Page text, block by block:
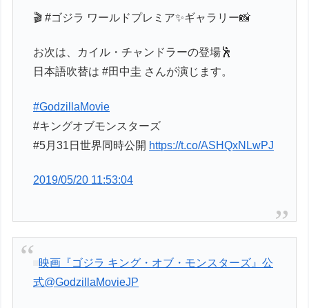
🎬 #ゴジラ ワールドプレミア✨ギャラリー📸
お次は、カイル・チャンドラーの登場🕺
日本語吹替は #田中圭 さんが演じます。
#GodzillaMovie
#キングオブモンスターズ
#5月31日世界同時公開 https://t.co/ASHQxNLwPJ
2019/05/20 11:53:04
映画『ゴジラ キング・オブ・モンスターズ』公
式@GodzillaMovieJP